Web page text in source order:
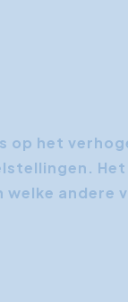
op het
Het
welke andere